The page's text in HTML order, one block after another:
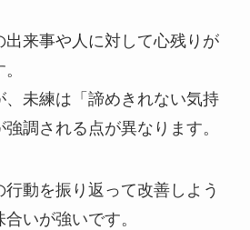
出来事や人に対して心残りが
未練は「諦めきれない気持
調される点が異なります。
行動を振り返って改善しよう
いが強いです。